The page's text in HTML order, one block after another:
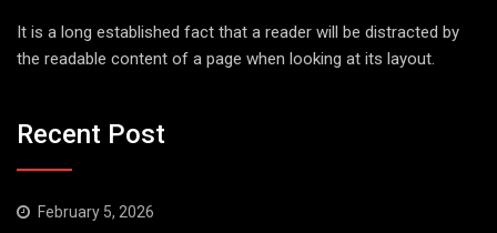
It is a long established fact that a reader will be distracted by
the readable content of a page when looking at its layout.
Recent Post
February 5, 2026